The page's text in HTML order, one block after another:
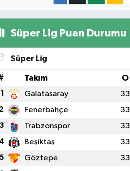
Süper Lig Puan Durumu
Süper Lig
Takım O
1 Galatasaray 33
2 Fenerbahçe 33
3 Trabzonspor 33
4 Beşiktaş 33
5 Göztepe 33